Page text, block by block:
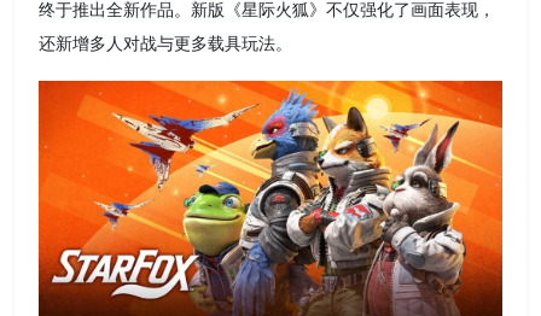
终于推出全新作品。新版《星际火狐》不仅强化了画面表现，
还新增多人对战与更多载具玩法。